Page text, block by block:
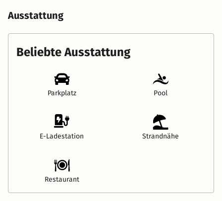
Ausstattung
Beliebte Ausstattung
Parkplatz Pool
E-Ladestation Strandnähe
Restaurant